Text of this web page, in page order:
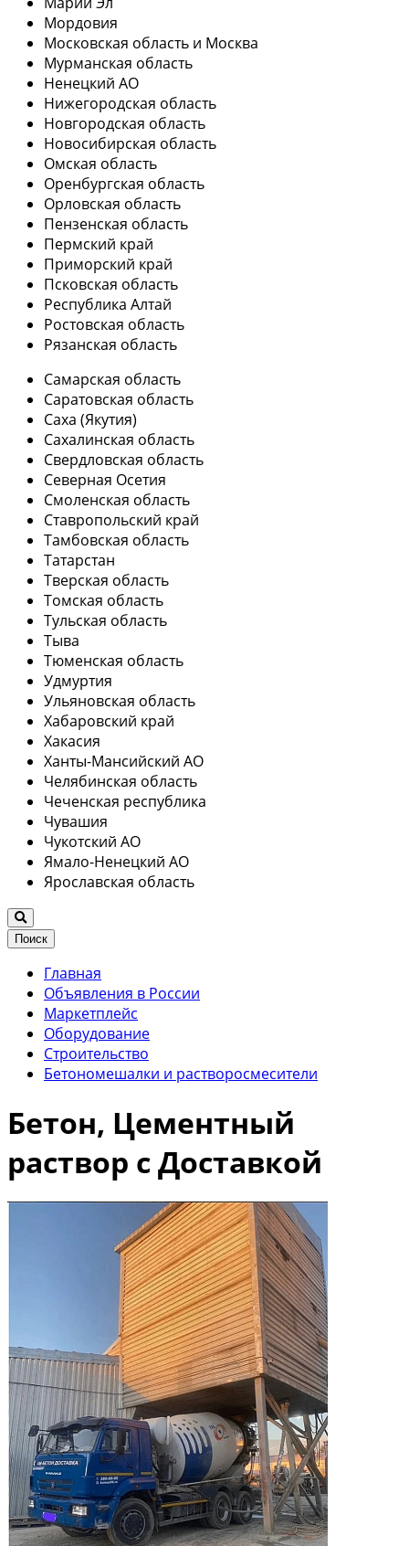
Мордовия
Московская область и Москва
Мурманская область
Ненецкий АО
Нижегородская область
Новгородская область
Новосибирская область
Омская область
Оренбургская область
Орловская область
Пензенская область
Пермский край
Приморский край
Псковская область
Республика Алтай
Ростовская область
Рязанская область
Самарская область
Саратовская область
Саха (Якутия)
Сахалинская область
Свердловская область
Северная Осетия
Смоленская область
Ставропольский край
Тамбовская область
Татарстан
Тверская область
Томская область
Тульская область
Тыва
Тюменская область
Удмуртия
Ульяновская область
Хабаровский край
Хакасия
Ханты-Мансийский АО
Челябинская область
Чеченская республика
Чувашия
Чукотский АО
Ямало-Ненецкий АО
Ярославская область
Поиск
Главная
Объявления в России
Маркетплейс
Оборудование
Строительство
Бетономешалки и растворосмесители
Бетон, Цементный
раствор с Доставкой